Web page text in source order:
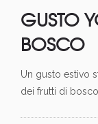
GUSTO
BOSCO
Un gusto estivo
dei frutti di bosco.